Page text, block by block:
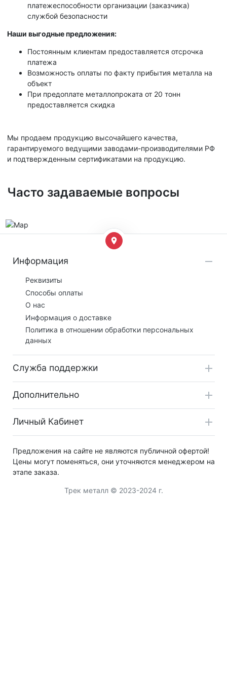
платежеспособности организации (заказчика)
службой безопасности
Наши выгодные предложения:
Постоянным клиентам предоставляется отсрочка
платежа
Возможность оплаты по факту прибытия металла на
объект
При предоплате металлопроката от 20 тонн
предоставляется скидка
Мы продаем продукцию высочайшего качества,
гарантируемого ведущими заводами-производителями РФ
и подтвержденным сертификатами на продукцию.
Часто задаваемые вопросы
Информация
Реквизиты
Способы оплаты
О нас
Информация о доставке
Политика в отношении обработки персональных
данных
Служба поддержки
Дополнительно
Личный Кабинет
Предложения на сайте не являются публичной офертой!
Цены могут поменяться, они уточняются менеджером на
этапе заказа.
Трек металл © 2023-2024 г.